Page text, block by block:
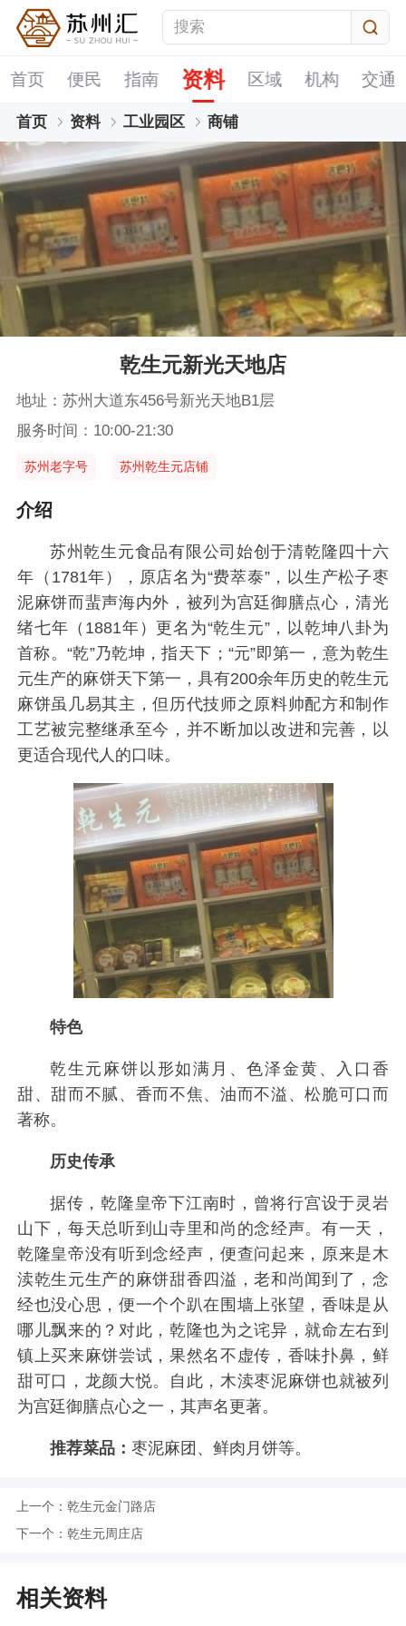
首页 便民 指南 资料 区域 机构 交通
首页 资料 工业园区 商铺
乾生元新光天地店
地址：苏州大道东456号新光天地B1层
服务时间：10:00-21:30
苏州老字号 苏州乾生元店铺
介绍
苏州乾生元食品有限公司始创于清乾隆四十六
年（1781年），原店名为“费萃泰”，以生产松子枣
泥麻饼而蜚声海内外，被列为宫廷御膳点心，清光
绪七年（1881年）更名为“乾生元”，以乾坤八卦为
首称。“乾”乃乾坤，指天下；“元”即第一，意为乾生
元生产的麻饼天下第一，具有200余年历史的乾生元
麻饼虽几易其主，但历代技师之原料帅配方和制作
工艺被完整继承至今，并不断加以改进和完善，以
更适合现代人的口味。
特色
乾生元麻饼以形如满月、色泽金黄、入口香
甜、甜而不腻、香而不焦、油而不溢、松脆可口而
著称。
历史传承
据传，乾隆皇帝下江南时，曾将行宫设于灵岩
山下，每天总听到山寺里和尚的念经声。有一天，
乾隆皇帝没有听到念经声，便查问起来，原来是木
渎乾生元生产的麻饼甜香四溢，老和尚闻到了，念
经也没心思，便一个个趴在围墙上张望，香味是从
哪儿飘来的？对此，乾隆也为之诧异，就命左右到
镇上买来麻饼尝试，果然名不虚传，香味扑鼻，鲜
甜可口，龙颜大悦。自此，木渎枣泥麻饼也就被列
为宫廷御膳点心之一，其声名更著。
推荐菜品： 枣泥麻团、鲜肉月饼等。
上一个： 乾生元金门路店
下一个： 乾生元周庄店
相关资料